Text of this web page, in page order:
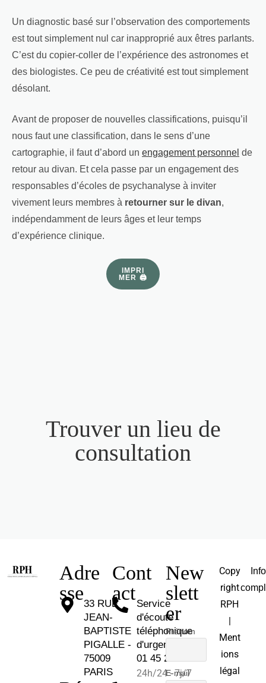
Un diagnostic basé sur l’observation des comportements
est tout simplement nul car inapproprié aux êtres parlants.
C’est du copier-coller de l’expérience des astronomes et
des biologistes. Ce peu de créativité est tout simplement
désolant.
Avant de proposer de nouvelles classifications, puisqu’il
nous faut une classification, dans le sens d’une
cartographie, il faut d’abord un engagement personnel de
retour au divan. Et cela passe par un engagement des
responsables d’écoles de psychanalyse à inviter
vivement leurs membres à retourner sur le divan,
indépendamment de leurs âges et leur temps
d’expérience clinique.
IMPRI
MER 🖨
Trouver un lieu de
consultation
Adre
sse33 RUE
JEAN-
BAPTISTE
PIGALLE -
75009
PARIS
Cont
actService
d'écoute
téléphonique
d'urgence :
01 45 26 81 30
24h/24 - 7j/7
New
slett
er
Prénom
E-mail
Copy
right
RPH
|
Ment
ions
légal